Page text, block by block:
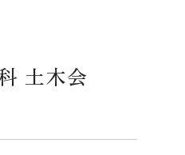
土木会